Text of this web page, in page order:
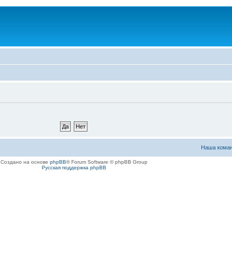
Наша
Создано на основе phpBB® Forum Software © phpBB Group
Русская поддержка phpBB